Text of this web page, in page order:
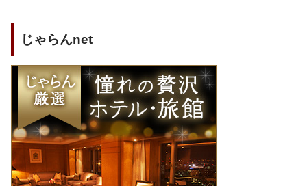
じゃらんnet